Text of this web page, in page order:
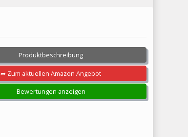
Produktbeschreibung
➦ Zum aktuellen Amazon Angebot
Bewertungen anzeigen